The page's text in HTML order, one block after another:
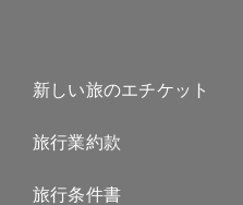
新しい旅のエチケット
旅行業約款
旅行条件書